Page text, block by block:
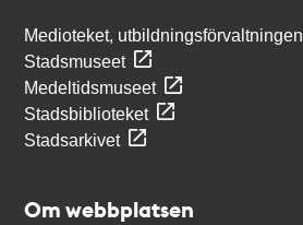
Medioteket, utbildningsförvaltningen
Stadsmuseet
Medeltidsmuseet
Stadsbiblioteket
Stadsarkivet
Om webbplatsen